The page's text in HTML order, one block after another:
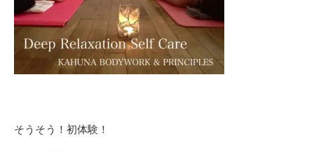
そうそう！初体験！